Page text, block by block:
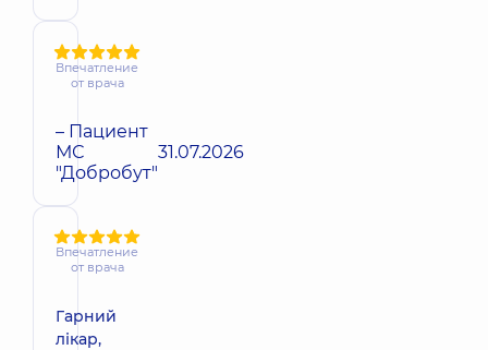
Впечатление
от врача
– Пациент
МС
"Добробут"
31.07.2026
Впечатление
от врача
Гарний
лікар,